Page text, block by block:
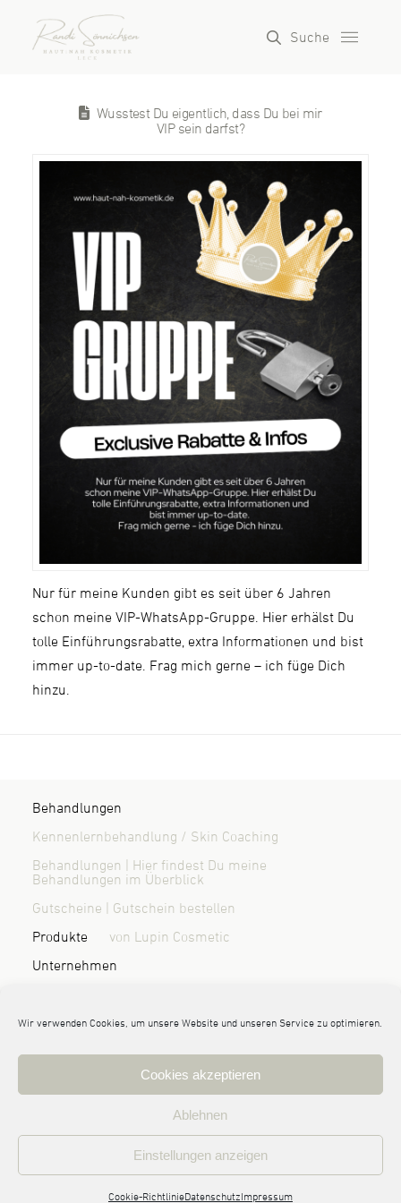
Wir verwenden Cookies, um unsere Website und unseren Service zu optimieren.
Cookies akzeptieren
Ablehnen
Einstellungen anzeigen
Cookie-RichtlinieDatenschutz Impressum
Suche
Wusstest Du eigentlich, dass Du bei mir
VIP sein darfst?
Nur für meine Kunden gibt es seit über 6 Jahren
schon meine VIP-WhatsApp-Gruppe. Hier erhälst Du
tolle Einführungsrabatte, extra Informationen und bist
immer up-to-date. Frag mich gerne – ich füge Dich
hinzu.
Behandlungen
Kennenlernbehandlung / Skin Coaching
Behandlungen | Hier findest Du meine
Behandlungen im Überblick
Gutscheine | Gutschein bestellen
Produkte
von Lupin Cosmetic
Unternehmen
Blog & News
Kontakt / Anfahrt
Datenschutz
AGB | Allgemeine Geschäftsbedingungen